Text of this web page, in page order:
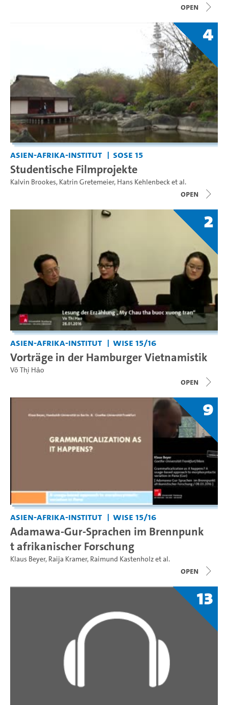
open
4
Asien-Afrika-Institut SoSe 15
Studentische Filmprojekte
Kalvin Brookes, Katrin Gretemeier, Hans Kehlenbecket al.
open
2
Asien-Afrika-Institut WiSe 15/16
Vorträge in der Hamburger Vietnamistik
Võ Thị Hảo
open
9
Asien-Afrika-Institut WiSe 15/16
Adamawa-Gur-Sprachen im Brennpunk
t afrikanischer Forschung
Klaus Beyer, Raija Kramer, Raimund Kastenholzet al.
open
13